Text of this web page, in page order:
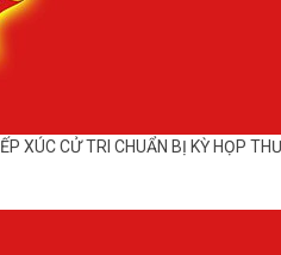
XÚC CỬ TRI CHUẨN BỊ KỲ HỌP